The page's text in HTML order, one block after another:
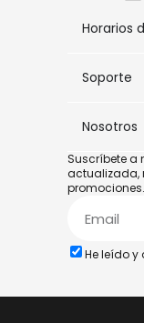
Horarios
Soporte
Nosotros
Suscríbete a
actualizada,
promociones.
He leído y